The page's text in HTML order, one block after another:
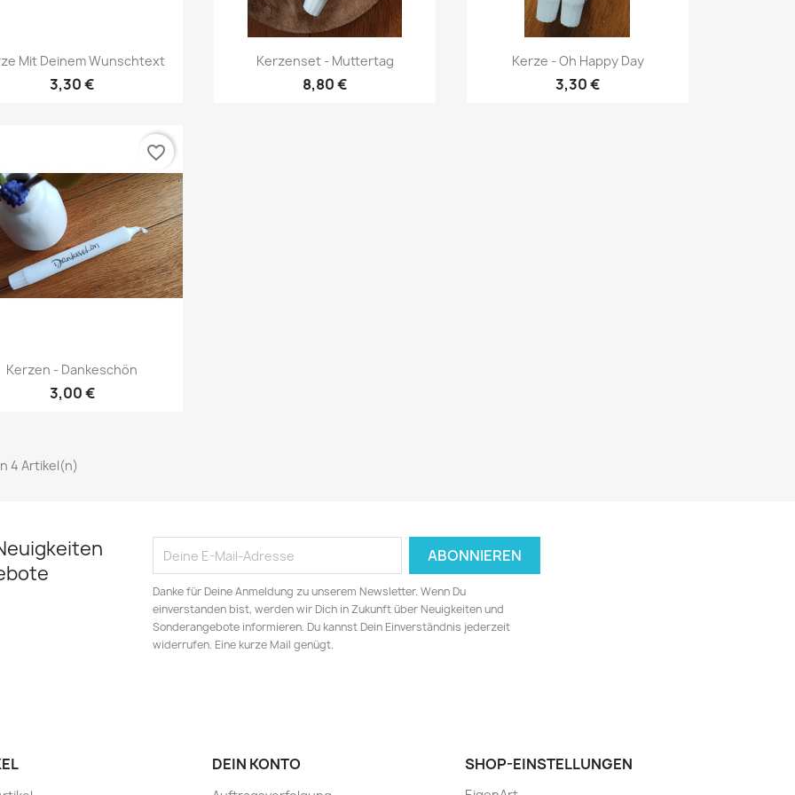
Vorschau
Mit Deinem Wunschtext
3,30 €
Vorschau
Kerzenset - Muttertag
8,80 €
 Vorschau
Kerze - Oh Happy Day
3,30 €
Vorschau
Kerzen - Dankeschön
3,00 €
favorite_border
4 Artikel(n)
Danke für Deine Anmeldung zu unserem Newsletter. Wenn Du
einverstanden bist, werden wir Dich in Zukunft über Neuigkeiten und
Sonderangebote informieren. Du kannst Dein Einverständnis jederzeit
widerrufen. Eine kurze Mail genügt.
DEIN KONTO SHOP-EINSTELLUNGEN